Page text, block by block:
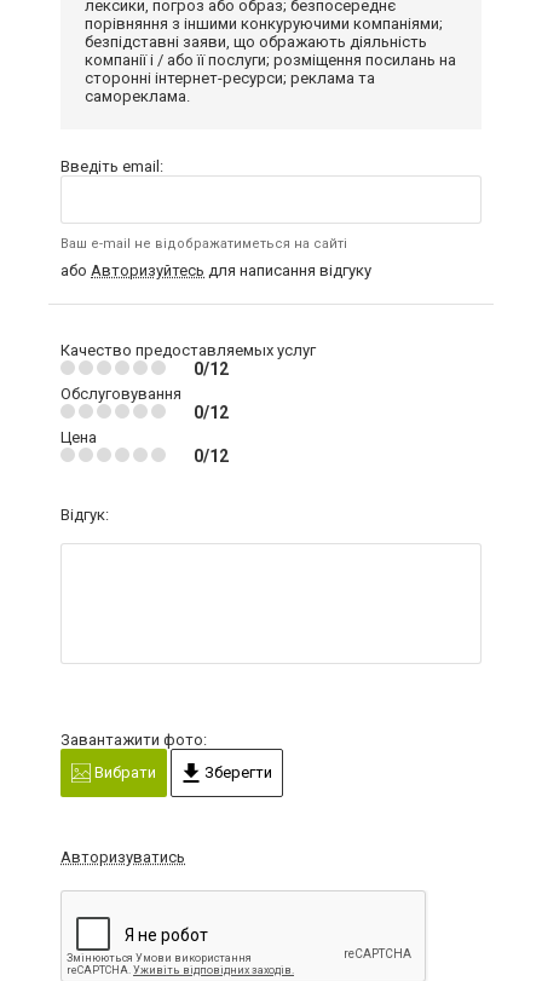
лексики, погроз або образ; безпосереднє
порівняння з іншими конкуруючими компаніями;
безпідставні заяви, що ображають діяльність
компанії і / або її послуги; розміщення посилань на
сторонні інтернет-ресурси; реклама та
самореклама.
Введіть email:
Ваш e-mail не відображатиметься на сайті
або Авторизуйтесь для написання відгуку
Качество предоставляемых услуг
0/12
Обслуговування
0/12
Цена
0/12
Відгук:
Завантажити фото:
Вибрати
Зберегти
Авторизуватись